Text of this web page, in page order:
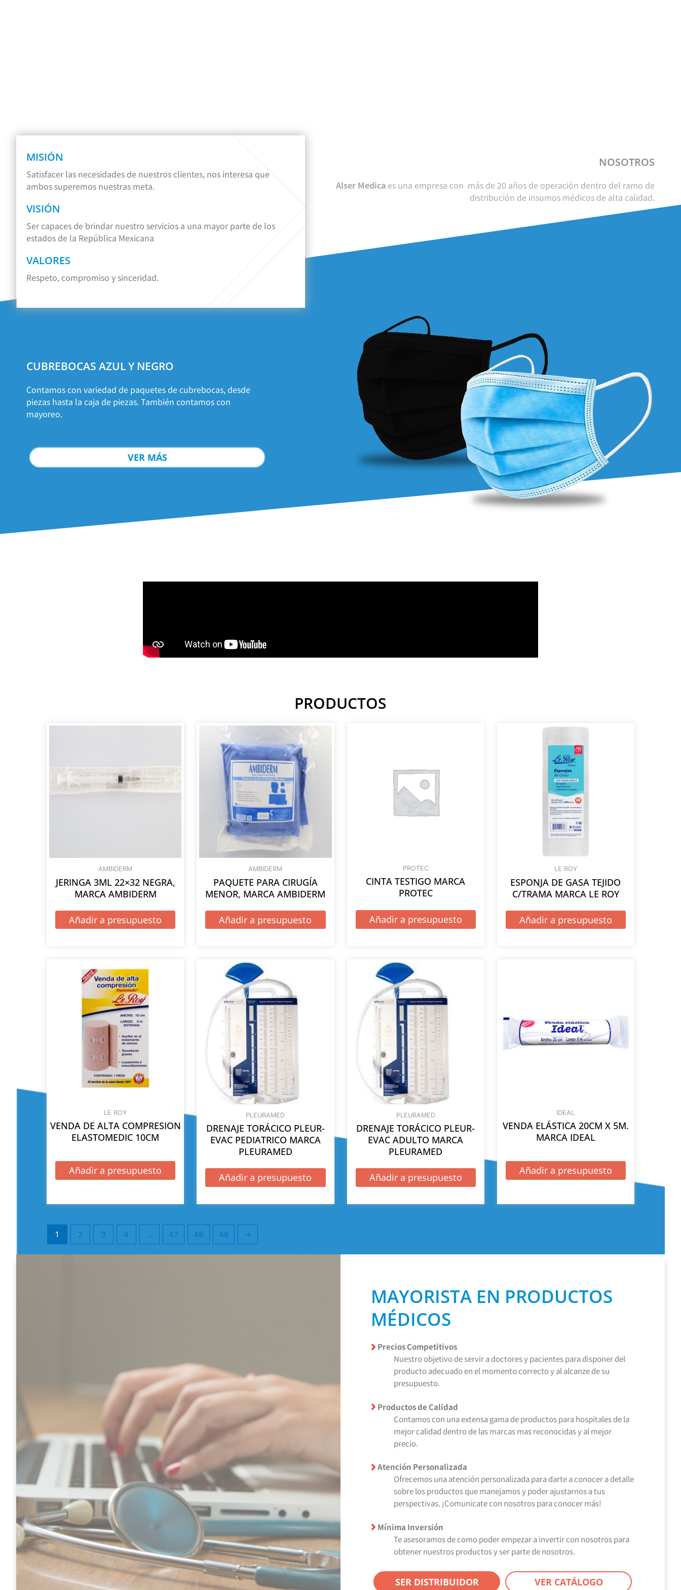
MISIÓN
Satisfacer las necesidades de nuestros clientes, nos interesa que
ambos superemos nuestras meta.
VISIÓN
Ser capaces de brindar nuestro servicios a una mayor parte de los
estados de la República Mexicana
VALORES
Respeto, compromiso y sinceridad.
NOSOTROS
Alser Medicaes una empresa con más de 20 años de operación dentro del ramo de
distribución de insumos médicos de alta calidad.
CUBREBOCAS AZUL Y NEGRO
Contamos con variedad de paquetes de cubrebocas, desde
piezas hasta la caja de piezas. También contamos con
mayoreo.
VER MÁS
PRODUCTOS
AMBIDERM
JERINGA 3ML 22×32 NEGRA,
MARCA AMBIDERM
Añadir a presupuesto
AMBIDERM
PAQUETE PARA CIRUGÍA
MENOR, MARCA AMBIDERM
Añadir a presupuesto
PROTEC
CINTA TESTIGO MARCA
PROTEC
Añadir a presupuesto
LE ROY
ESPONJA DE GASA TEJIDO
C/TRAMA MARCA LE ROY
Añadir a presupuesto
LE ROY
VENDA DE ALTA COMPRESION
ELASTOMEDIC 10CM
Añadir a presupuesto
PLEURAMED
DRENAJE TORÁCICO PLEUR-
EVAC PEDIATRICO MARCA
PLEURAMED
Añadir a presupuesto
PLEURAMED
DRENAJE TORÁCICO PLEUR-
EVAC ADULTO MARCA
PLEURAMED
Añadir a presupuesto
IDEAL
VENDA ELÁSTICA 20CM X 5M.
MARCA IDEAL
Añadir a presupuesto
1 2 3 4 … 47 48 49 →
MAYORISTA EN PRODUCTOS
MÉDICOS
Precios Competitivos
Nuestro objetivo de servir a doctores y pacientes para disponer del
producto adecuado en el momento correcto y al alcanze de su
presupuesto.
Productos de Calidad
Contamos con una extensa gama de productos para hospitales de la
mejor calidad dentro de las marcas mas reconocidas y al mejor
precio.
Atención Personalizada
Ofrecemos una atención personalizada para darte a conocer a detalle
sobre los productos que manejamos y poder ajustarnos a tus
perspectivas. ¡Comunicate con nosotros para conocer más!
Mínima Inversión
Te asesoramos de como poder empezar a invertir con nosotros para
obtener nuestros productos y ser parte de nosotros.
SER DISTRIBUIDOR VER CATÁLOGO